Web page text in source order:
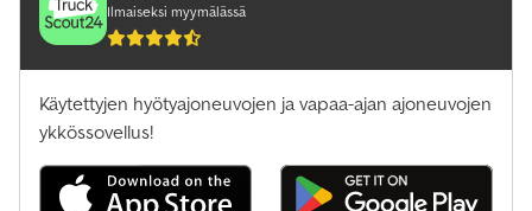
Ilmaiseksi myymälässä
Käytettyjen hyötyajoneuvojen ja vapaa-ajan ajoneuvojen
ykkössovellus!